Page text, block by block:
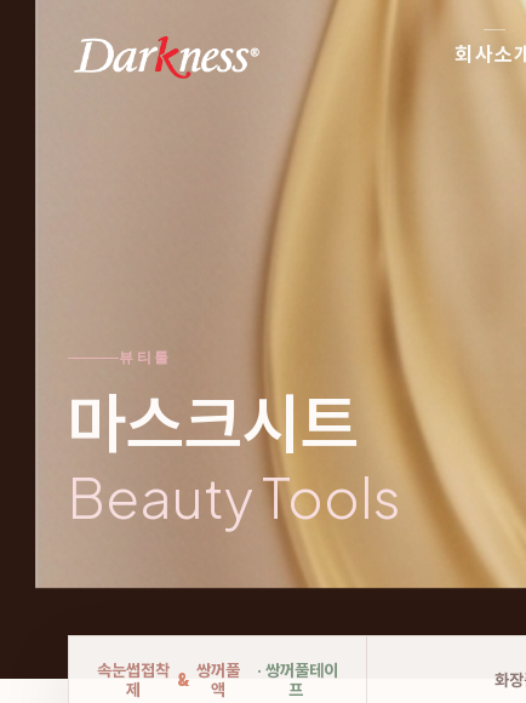
회사소개
뷰티툴
마스크시트
Beauty Tools
속눈썹접착
제
& 쌍꺼풀
액
· 쌍꺼풀테이
프
화